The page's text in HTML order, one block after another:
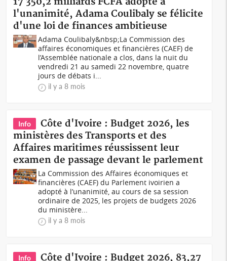
l'unanimité, Adama Coulibaly se félicite
d'une loi de finances ambitieuse
Adama Coulibaly&nbsp;La Commission des
affaires économiques et financières (CAEF) de
l’Assemblée nationale a clos, dans la nuit du
vendredi 21 au samedi 22 novembre, quatre
jours de débats i...
il y a 8 mois
Info
Côte d'Ivoire : Budget 2026, les
ministères des Transports et des
Affaires maritimes réussissent leur
examen de passage devant le parlement
La Commission des Affaires économiques et
financières (CAEF) du Parlement ivoirien a
adopté à l’unanimité, au cours de sa session
ordinaire de 2025, les projets de budgets 2026
du ministère...
il y a 8 mois
Info Côte d'Ivoire : Budget 2026, 83,27